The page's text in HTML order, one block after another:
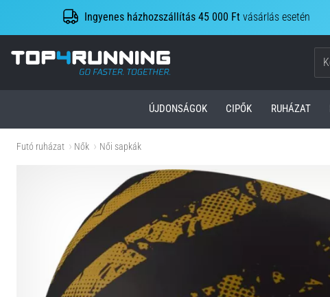
Ingyenes házhozszállítás 45 000 Ft vásárlás esetén
Top4Running.hu
ÚJDONSÁGOK CIPŐK RUHÁZAT
Futó ruházat Nők Női sapkák